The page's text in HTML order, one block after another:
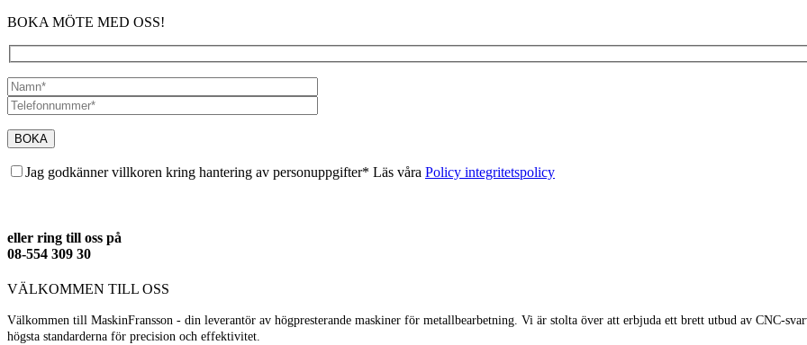
BOKA MÖTE MED OSS!
Jag godkänner villkoren kring hantering av personuppgifter* Läs våra Policy integritetspolicy
eller ring till oss på
08-554 309 30
VÄLKOMMEN TILL OSS
Välkommen till MaskinFransson - din leverantör av högpresterande maskiner för metallbearbetning. Vi är stolta över att erbjuda ett brett utbud av CNC-
högsta standarderna för precision och effektivitet.